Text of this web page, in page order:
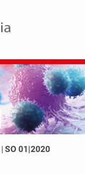
|SO 01|2020